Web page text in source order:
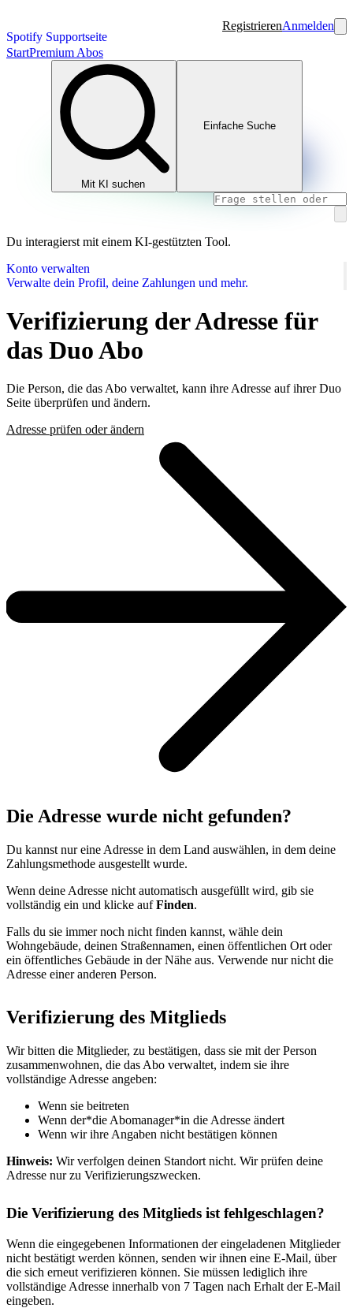
Spotify Supportseite
RegistrierenAnmelden
StartPremium Abos
Mit KI suchen
Einfache Suche
Du interagierst mit einem KI-gestützten Tool.
Konto verwalten
Verwalte dein Profil, deine Zahlungen und mehr.
Verifizierung der Adresse für
das Duo Abo
Die Person, die das Abo verwaltet, kann ihre Adresse auf ihrer Duo
Seite überprüfen und ändern.
Adresse prüfen oder ändern
Die Adresse wurde nicht gefunden?
Du kannst nur eine Adresse in dem Land auswählen, in dem deine
Zahlungsmethode ausgestellt wurde.
Wenn deine Adresse nicht automatisch ausgefüllt wird, gib sie
vollständig ein und klicke aufFinden.
Falls du sie immer noch nicht finden kannst, wähle dein
Wohngebäude, deinen Straßennamen, einen öffentlichen Ort oder
ein öffentliches Gebäude in der Nähe aus. Verwende nur nicht die
Adresse einer anderen Person.
Verifizierung des Mitglieds
Wir bitten die Mitglieder, zu bestätigen, dass sie mit der Person
zusammenwohnen, die das Abo verwaltet, indem sie ihre
vollständige Adresse angeben:
Wenn sie beitreten
Wenn der*die Abomanager*in die Adresse ändert
Wenn wir ihre Angaben nicht bestätigen können
Hinweis: Wir verfolgen deinen Standort nicht. Wir prüfen deine
Adresse nur zu Verifizierungszwecken.
Die Verifizierung des Mitglieds ist fehlgeschlagen?
Wenn die eingegebenen Informationen der eingeladenen Mitglieder
nicht bestätigt werden können, senden wir ihnen eine E-Mail, über
die sich erneut verifizieren können. Sie müssen lediglich ihre
vollständige Adresse innerhalb von 7 Tagen nach Erhalt der E-Mail
eingeben.